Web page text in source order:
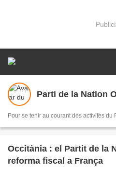
Parti de la Nation
Pour se tenir au courant des activités du
Occitània : el Partit de la
reforma fiscal a França